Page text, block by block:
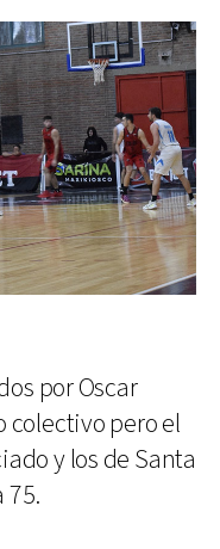
por Oscar
colectivo pero el
y los de Santa
75.